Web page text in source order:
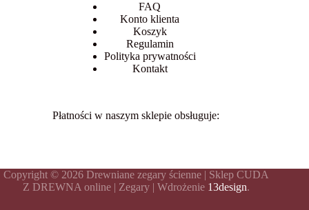
FAQ
Konto klienta
Koszyk
Regulamin
Polityka prywatności
Kontakt
Płatności w naszym sklepie obsługuje:
Copyright © 2026 Drewniane zegary ścienne | Sklep CUDA
Z DREWNA online | Zegary | Wdrożenie 13design.